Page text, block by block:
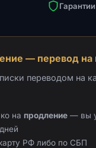
Гарантии
— перевод
переводом на
на продление — вы
РФ либо по СБП